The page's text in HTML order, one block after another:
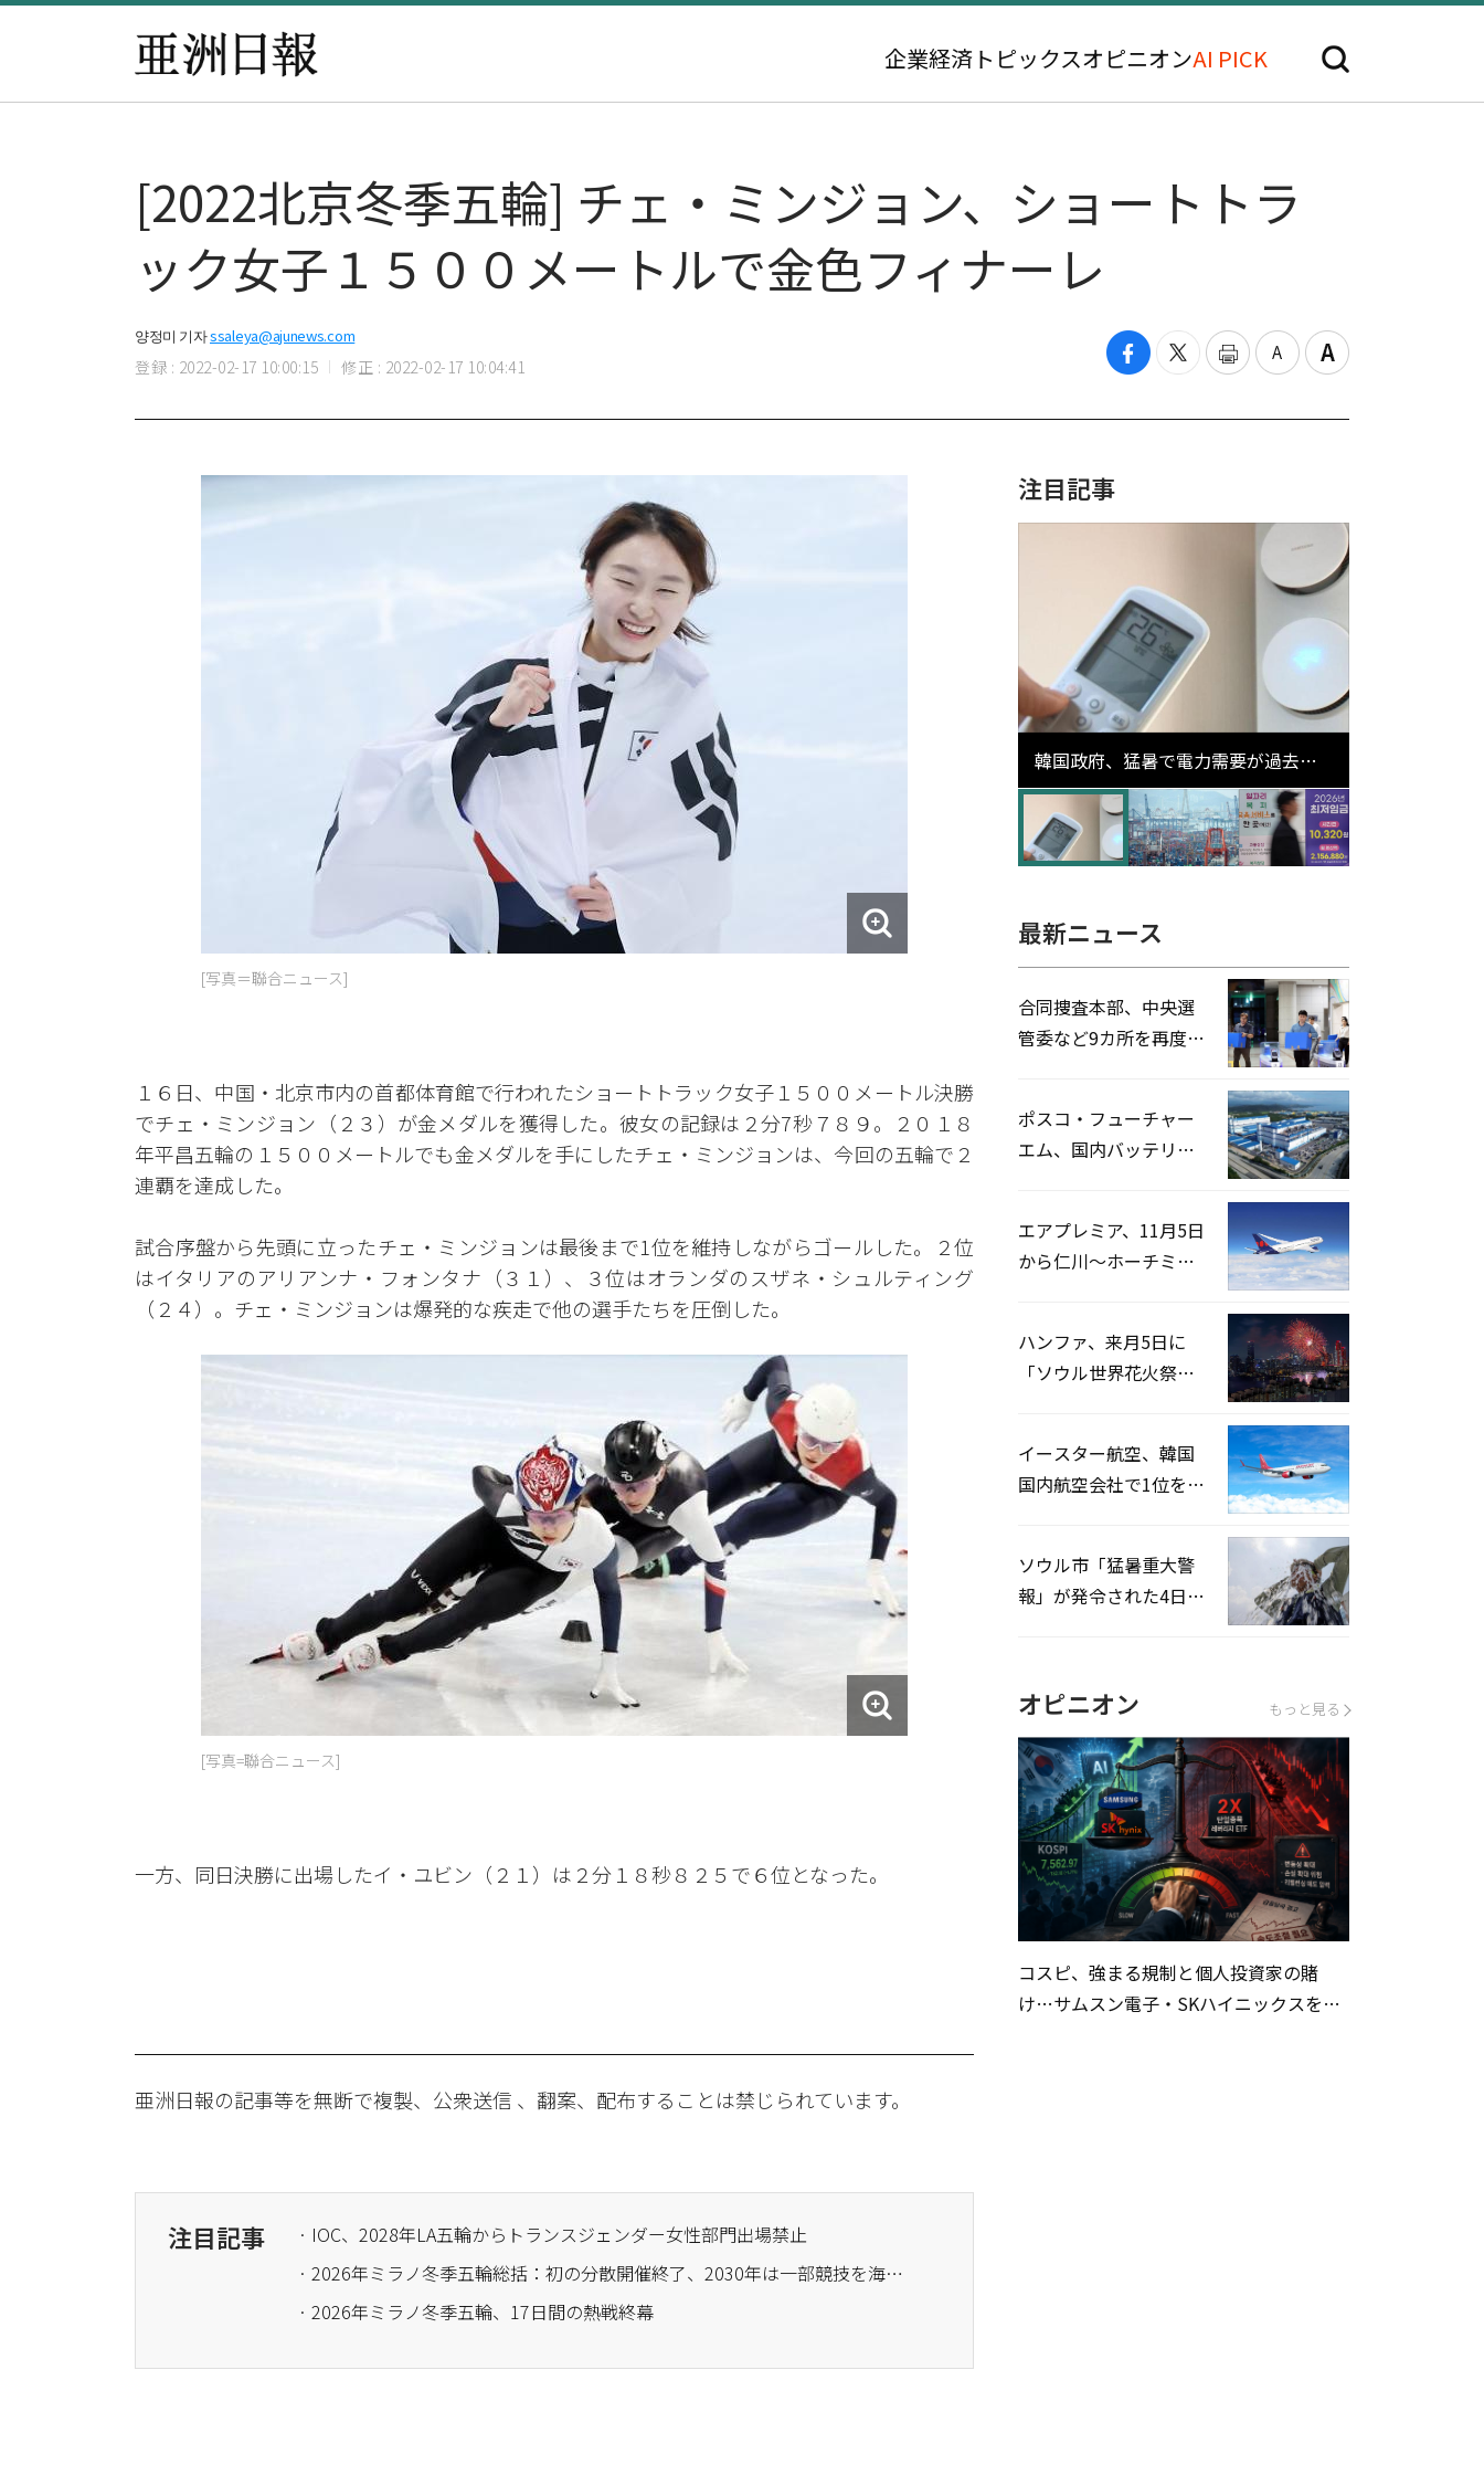
企業経済 トピックスオピニオンAI PICK
[2022北京冬季五輪] チェ・ミンジョン、ショートトラ
ック女子１５００メートルで金色フィナーレ
양정미 기자ssaleya@ajunews.com
登録 : 2022-02-17 10:00:15 修正 : 2022-02-17 10:04:41
[写真＝聯合ニュース]
１６日、中国・北京市内の首都体育館で行われたショートトラック女子１５００メートル決勝
でチェ・ミンジョン（２３）が金メダルを獲得した。彼女の記録は２分7秒７８９。２０１８
年平昌五輪の１５００メートルでも金メダルを手にしたチェ・ミンジョンは、今回の五輪で２
連覇を達成した。
試合序盤から先頭に立ったチェ・ミンジョンは最後まで1位を維持しながらゴールした。２位
はイタリアのアリアンナ・フォンタナ（３１）、３位はオランダのスザネ・シュルティング
（２４）。チェ・ミンジョンは爆発的な疾走で他の選手たちを圧倒した。
[写真=聯合ニュース]
一方、同日決勝に出場したイ・ユビン（２１）は２分１８秒８２５で６位となった。
亜洲日報の記事等を無断で複製、公衆送信 、翻案、配布することは禁じられています。
注目記事
· IOC、2028年LA五輪からトランスジェンダー女性部門出場禁止
· 2026年ミラノ冬季五輪総括：初の分散開催終了、2030年は一部競技を海外で
· 2026年ミラノ冬季五輪、17日間の熱戦終幕
注目記事
韓国政府、猛暑で電力需要が過去最
高更新の可能性に需給対応体制を点
検
最新ニュース
合同捜査本部、中央選
管委など9カ所を再度家
ポスコ・フューチャー
エム、国内バッテリー
エアプレミア、11月5日
から仁川〜ホーチミン
ハンファ、来月5日に
「ソウル世界花火祭り
イースター航空、韓国
国内航空会社で1位を記
ソウル市「猛暑重大警
報」が発令された4日、
オピニオン もっと見る
コスピ、強まる規制と個人投資家の賭
け…サムスン電子・SKハイニックスを巡